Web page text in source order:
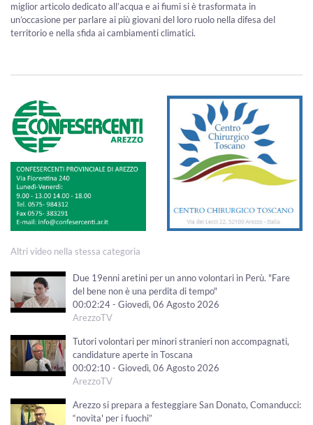
miglior articolo dedicato all’acqua e ai fiumi si è trasformata in
un’occasione per parlare ai più giovani del loro ruolo nella difesa del
territorio e nella sfida ai cambiamenti climatici.
Altri video nella stessa categoria
Due 19enni aretini per un anno volontari in Perù. "Fare
del bene non è una perdita di tempo"
00:02:24 - Giovedì, 06 Agosto 2026
ArezzoTV
Tutori volontari per minori stranieri non accompagnati,
candidature aperte in Toscana
00:02:10 - Giovedì, 06 Agosto 2026
ArezzoTV
Arezzo si prepara a festeggiare San Donato, Comanducci:
“novita' per i fuochi”